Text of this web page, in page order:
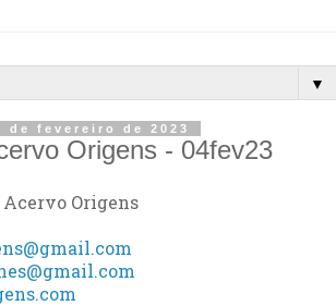
▼
de fevereiro de 2023
Origens - 04fev23
Origens